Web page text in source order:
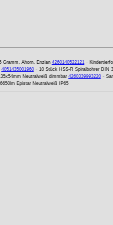
Gramm, Ahorn, Enzian 4260140522121-
4051435001960- 10 Stück HSS-R Spiralbohrer DIN
Neutralweiß dimmbar 4260339993220-
Epistar Neutralweiß IP65